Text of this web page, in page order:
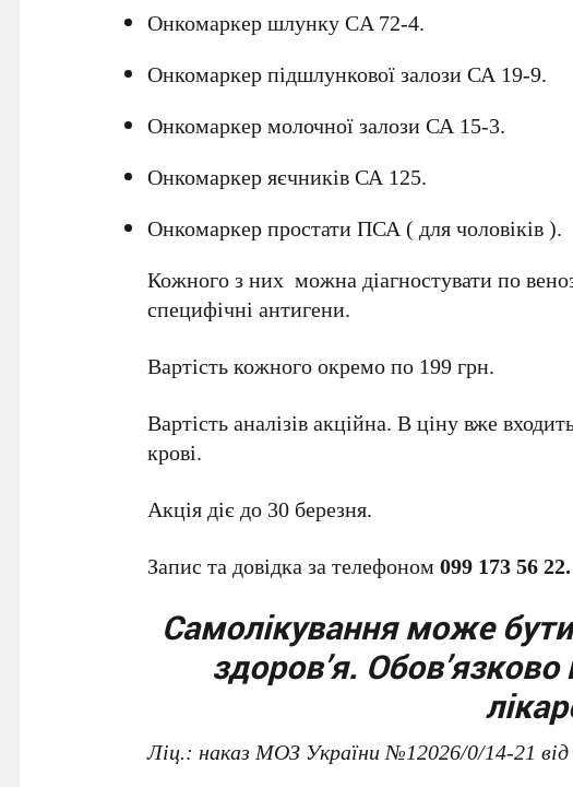
Онкомаркер шлунку CA 72-4.
Онкомаркер підшлункової залози СА 19-9.
Онкомаркер молочної залози СА 15-3.
Онкомаркер яєчників СА 125.
Онкомаркер простати ПСА ( для чоловіків ).
Кожного з них можна діагностувати по
специфічні антигени.
Вартість кожного окремо по 199 грн.
Вартість аналізів акційна. В ціну вже
крові.
Акція діє до 30 березня.
Запис та довідка за телефоном099 173 56 22.
Самолікування може
здоров’я.
Ліц.: наказ МОЗ України №12026/0/14-21 від